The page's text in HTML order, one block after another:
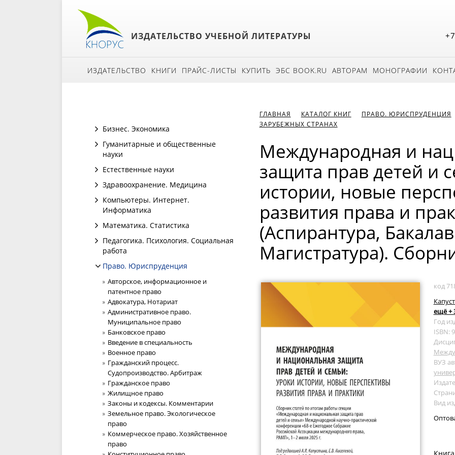
ИЗДАТЕЛЬСТВО УЧЕБНОЙ ЛИТЕРАТУРЫ
ИЗДАТЕЛЬСТВО КНИГИ ПРАЙС-ЛИСТЫ КУПИТЬ ЭБС BOOK.RU АВТОРАМ МОНОГРАФИИ
Бизнес. Экономика
Гуманитарные и общественные
науки
Естественные науки
Здравоохранение. Медицина
Компьютеры. Интернет.
Информатика
Математика. Статистика
Педагогика. Психология. Социальная
работа
Право. Юриспруденция
Авторское, информационное и
патентное право
Адвокатура, Нотариат
Административное право.
Муниципальное право
Банковское право
Введение в специальность
Военное право
Гражданский процесс.
Судопроизводство. Арбитраж
Гражданское право
Жилищное право
Законы и кодексы. Комментарии
Земельное право. Экологическое
право
Коммерческое право. Хозяйственное
право
ГЛАВНАЯ КАТАЛОГ КНИГ
ПРАВО. ЮРИСПРУДЕНЦИЯ
ЗАРУБЕЖНЫХ СТРАНАХ
Международная и
защита прав детей и
истории, новые
развития права и
(Аспирантура,
Магистратура).
код
ещё +
Год
ISBN:
ВУЗ
Вид